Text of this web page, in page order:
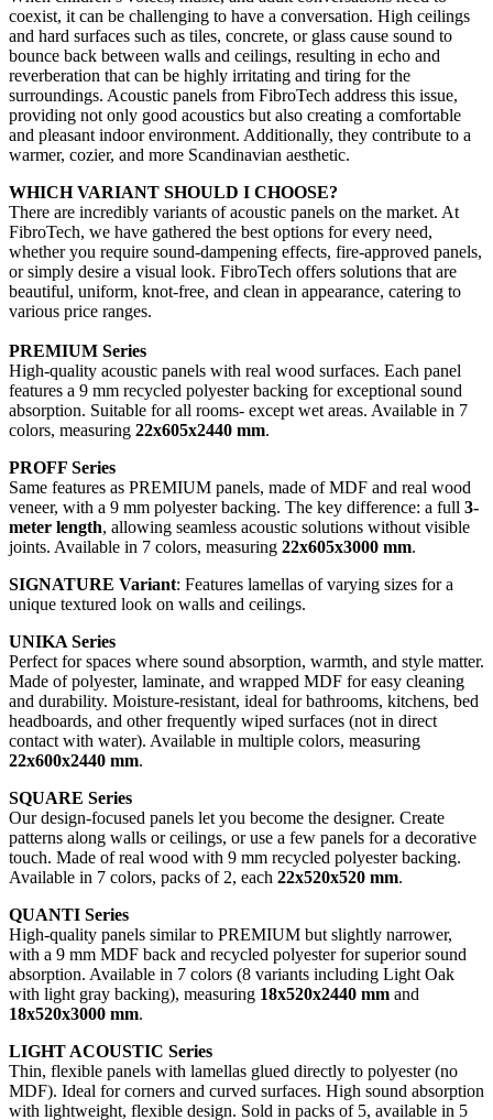
coexist, it can be challenging to have a conversation. High ceilings
and hard surfaces such as tiles, concrete, or glass cause sound to
bounce back between walls and ceilings, resulting in echo and
reverberation that can be highly irritating and tiring for the
surroundings. Acoustic panels from FibroTech address this issue,
providing not only good acoustics but also creating a comfortable
and pleasant indoor environment. Additionally, they contribute to a
warmer, cozier, and more Scandinavian aesthetic.
WHICH VARIANT SHOULD I CHOOSE?
There are incredibly variants of acoustic panels on the market. At
FibroTech, we have gathered the best options for every need,
whether you require sound-dampening effects, fire-approved panels,
or simply desire a visual look. FibroTech offers solutions that are
beautiful, uniform, knot-free, and clean in appearance, catering to
various price ranges.
PREMIUM Series
High-quality acoustic panels with real wood surfaces. Each panel
features a 9 mm recycled polyester backing for exceptional sound
absorption. Suitable for all rooms- except wet areas. Available in 7
colors, measuring 22x605x2440 mm.
PROFF Series
Same features as PREMIUM panels, made of MDF and real wood
veneer, with a 9 mm polyester backing. The key difference: a full 3-
meter length, allowing seamless acoustic solutions without visible
joints. Available in 7 colors, measuring 22x605x3000 mm.
SIGNATURE Variant: Features lamellas of varying sizes for a
unique textured look on walls and ceilings.
UNIKA Series
Perfect for spaces where sound absorption, warmth, and style matter.
Made of polyester, laminate, and wrapped MDF for easy cleaning
and durability. Moisture-resistant, ideal for bathrooms, kitchens, bed
headboards, and other frequently wiped surfaces (not in direct
contact with water). Available in multiple colors, measuring
22x600x2440 mm.
SQUARE Series
Our design-focused panels let you become the designer. Create
patterns along walls or ceilings, or use a few panels for a decorative
touch. Made of real wood with 9 mm recycled polyester backing.
Available in 7 colors, packs of 2, each 22x520x520 mm.
QUANTI Series
High-quality panels similar to PREMIUM but slightly narrower,
with a 9 mm MDF back and recycled polyester for superior sound
absorption. Available in 7 colors (8 variants including Light Oak
with light gray backing), measuring 18x520x2440 mm and
18x520x3000 mm.
LIGHT ACOUSTIC Series
Thin, flexible panels with lamellas glued directly to polyester (no
MDF). Ideal for corners and curved surfaces. High sound absorption
with lightweight, flexible design. Sold in packs of 5, available in 5